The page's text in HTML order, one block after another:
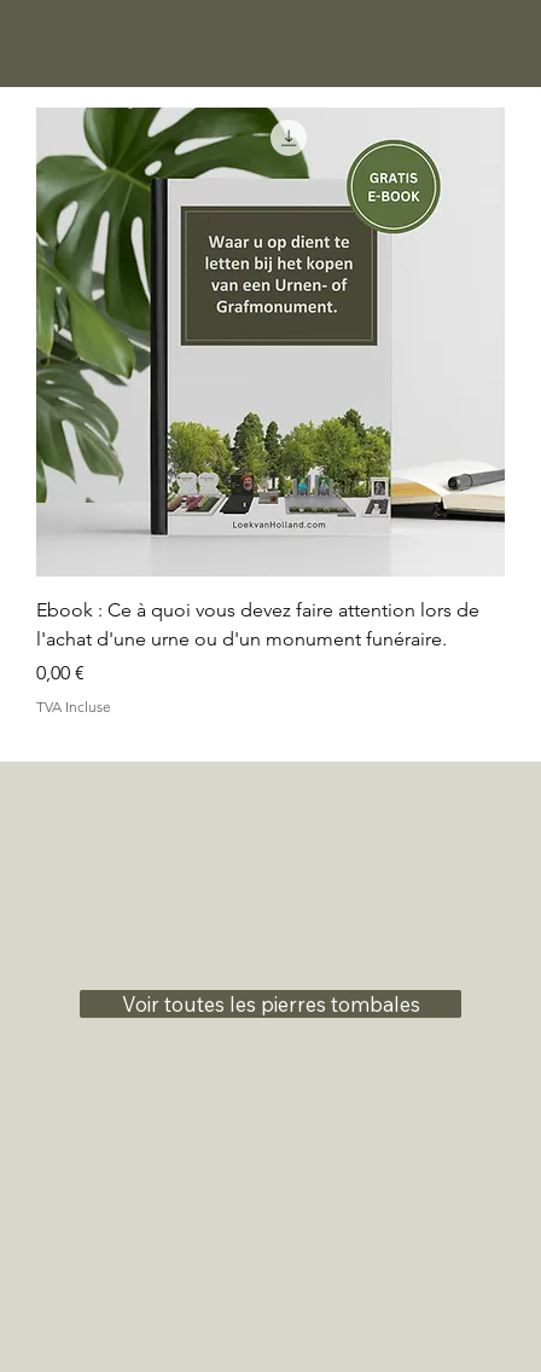
Ebook : Ce à quoi vous devez faire attention lors de
l'achat d'une urne ou d'un monument funéraire.
Prix
0,00 €
TVA Incluse
Voir toutes les pierres tombales